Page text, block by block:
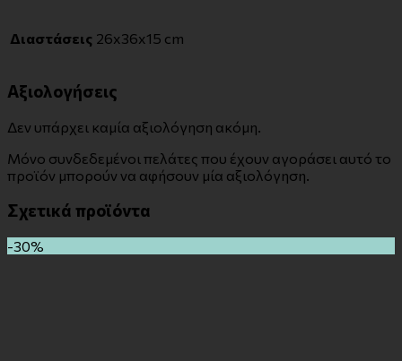
Διαστάσεις 26x36x15 cm
Αξιολογήσεις
Δεν υπάρχει καμία αξιολόγηση ακόμη.
Μόνο συνδεδεμένοι πελάτες που έχουν αγοράσει αυτό το
προϊόν μπορούν να αφήσουν μία αξιολόγηση.
Σχετικά προϊόντα
-30%